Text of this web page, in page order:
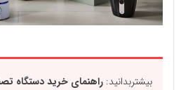
بیشتربدانید: راهنمای خرید دستگاه